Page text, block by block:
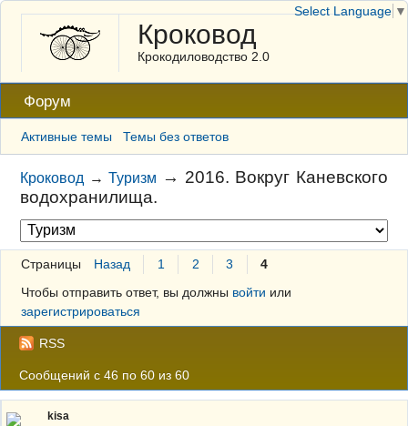
Кроковод
Крокодиловодство 2.0
Форум
Активные темы Темы без ответов
Кроковод →Туризм → 2016. Вокруг Каневского
водохранилища.
Страницы Назад 1 2 3
4
Чтобы отправить ответ, вы должны войти или
зарегистрироваться
RSS
Сообщений с 46 по 60 из 60
kisa
Select Language ▼